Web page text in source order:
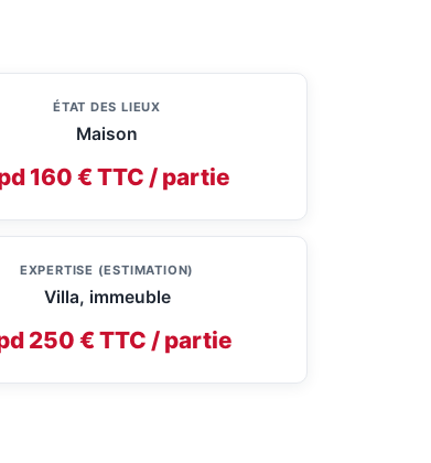
ÉTAT DES LIEUX
Maison
160 € TTC / partie
EXPERTISE (ESTIMATION)
Villa, immeuble
250 € TTC / partie